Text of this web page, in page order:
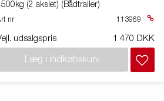
(2 akslet) (Bådtrailer)
nr 113969
udsalgspris 1 470 DKK
Læg i indkøbskurv